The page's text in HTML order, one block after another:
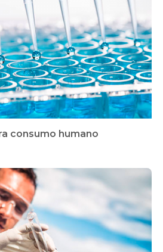
consumo humano